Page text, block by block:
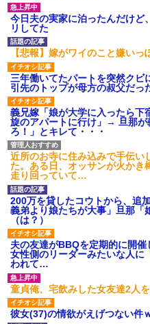
今日夫の実家に泊ったんだけど
リしてた
【悲報】嫁がワイのこと嫌い
三年働いてたパートを突然クビ
引先のトップが母方の叔父だっ
義兄嫁「娘が大学に入ったら下
旋のアパートに行け」→ 旦那が
ろ！」とキレて・・・
近所のお寺に住み込みで手伝い
た。ある日、オッサンが火かき
走り回っていて…
200万を貸したコウトから、追
義弟より娘たちが大事」旦那「
（は？）
夫の友達がBBQを定期的に開催
女性側のリーダーみたいな人
われて…
童貞俺、宅飲みした女友達2人
彼女(37)の情欲がえげつない件